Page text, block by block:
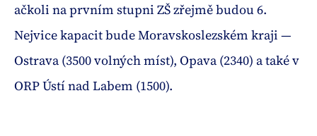
ačkoli na prvním stupni ZŠ zřejmě budou 6.
Nejvice kapacit bude Moravskoslezském kraji —
Ostrava (3500 volných míst), Opava (2340) a také v
ORP Ústí nad Labem (1500).